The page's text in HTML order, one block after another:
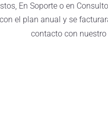
En Soporte o en
el plan anual y se
contacto con